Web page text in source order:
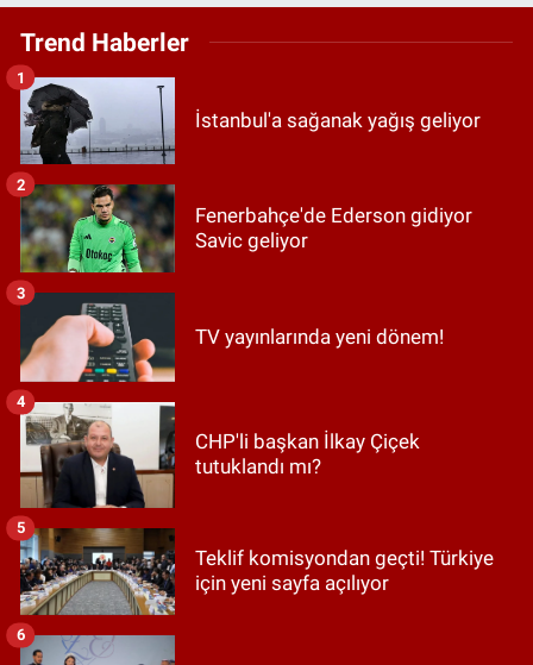
Trend Haberler
İstanbul'a sağanak yağış geliyor
1
Fenerbahçe'de Ederson gidiyor
Savic geliyor
2
TV yayınlarında yeni dönem!
3
CHP'li başkan İlkay Çiçek
tutuklandı mı?
4
Teklif komisyondan geçti! Türkiye
için yeni sayfa açılıyor
5
6